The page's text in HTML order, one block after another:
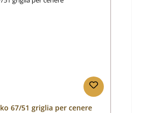
67/51 griglia per cenere